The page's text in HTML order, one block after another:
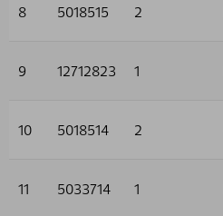
8 5018515 2
9 12712823 1
10 5018514 2
11 5033714 1